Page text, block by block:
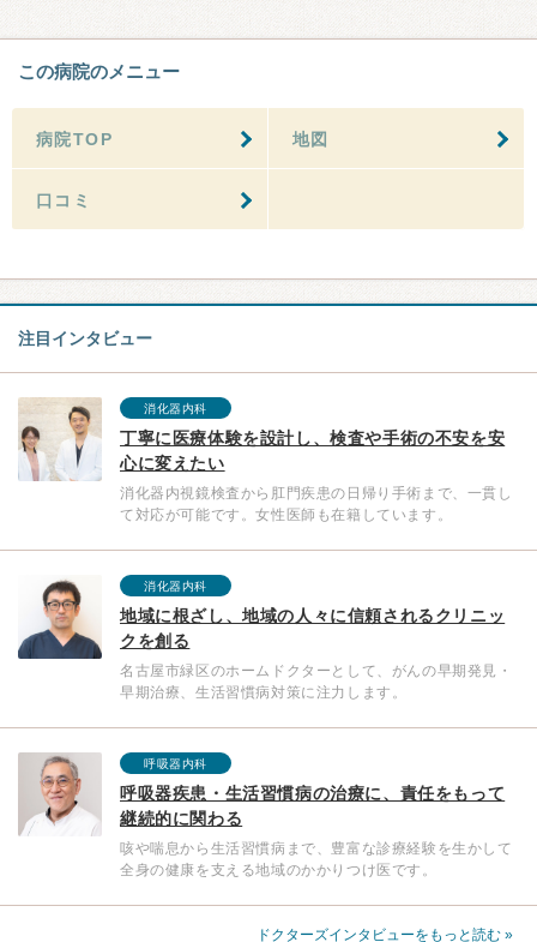
この病院のメニュー
病院TOP 地図
口コミ
注目インタビュー
消化器内科
丁寧に医療体験を設計し、検査や手術の不安を安
心に変えたい
消化器内視鏡検査から肛門疾患の日帰り手術まで、一貫し
て対応が可能です。女性医師も在籍しています。
消化器内科
地域に根ざし、地域の人々に信頼されるクリニッ
クを創る
名古屋市緑区のホームドクターとして、がんの早期発見・
早期治療、生活習慣病対策に注力します。
呼吸器内科
呼吸器疾患・生活習慣病の治療に、責任をもって
継続的に関わる
咳や喘息から生活習慣病まで、豊富な診療経験を生かして
全身の健康を支える地域のかかりつけ医です。
ドクターズインタビューをもっと読む »